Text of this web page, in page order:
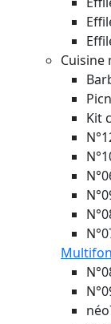
Cuisine
Kit